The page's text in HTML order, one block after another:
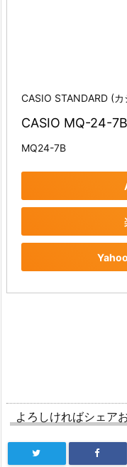
CASIO STANDARD (
CASIO MQ-24-7B
MQ24-7B
よろしければシェア